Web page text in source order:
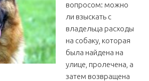
вопросом: можно
ли взыскать с
владельца расходы
на собаку, которая
была найдена на
улице, пролечена, а
затем возвращена